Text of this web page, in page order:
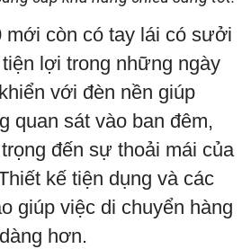
mới còn có tay lái có sưởi
lợi trong những ngày
với đèn nền giúp
quan sát vào ban đêm,
đến sự thoải mái của
kế tiện dụng và các
giúp việc di chuyển hàng
hơn.